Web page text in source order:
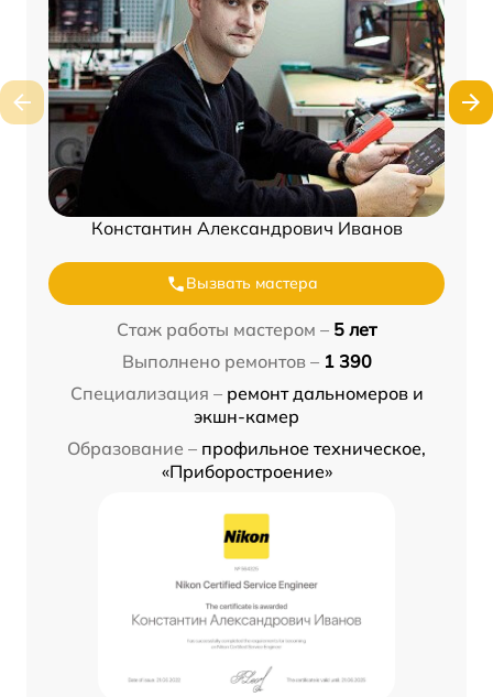
Константин Александрович Иванов
Вызвать мастера
Стаж работы мастером – 5 лет
Выполнено ремонтов – 1 390
Специализация – ремонт дальномеров и
экшн-камер
Образование – профильное техническое,
«Приборостроение»